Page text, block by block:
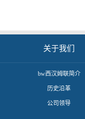
关于我们
​bw西汉姆联简介
历史沿革
公司领导